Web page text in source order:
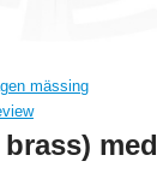
mässing
med